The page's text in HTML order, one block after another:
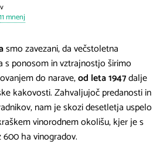
11 mnenj
smo zavezani, da večstoletna
s ponosom in vztrajnostjo širimo
do narave,od leta 1947dalje
kakovosti. Zahvaljujoč predanosti in
nam je skozi desetletja uspelo
vinorodnem okolišu, kjer je s
ha vinogradov.